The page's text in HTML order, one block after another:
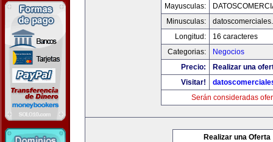
Mayusculas:
Minusculas:
Longitud:
16 caracteres
Categorias:
Negocios
Precio:
Realizar una
Visitar!
Serán consideradas
Realizar una Oferta